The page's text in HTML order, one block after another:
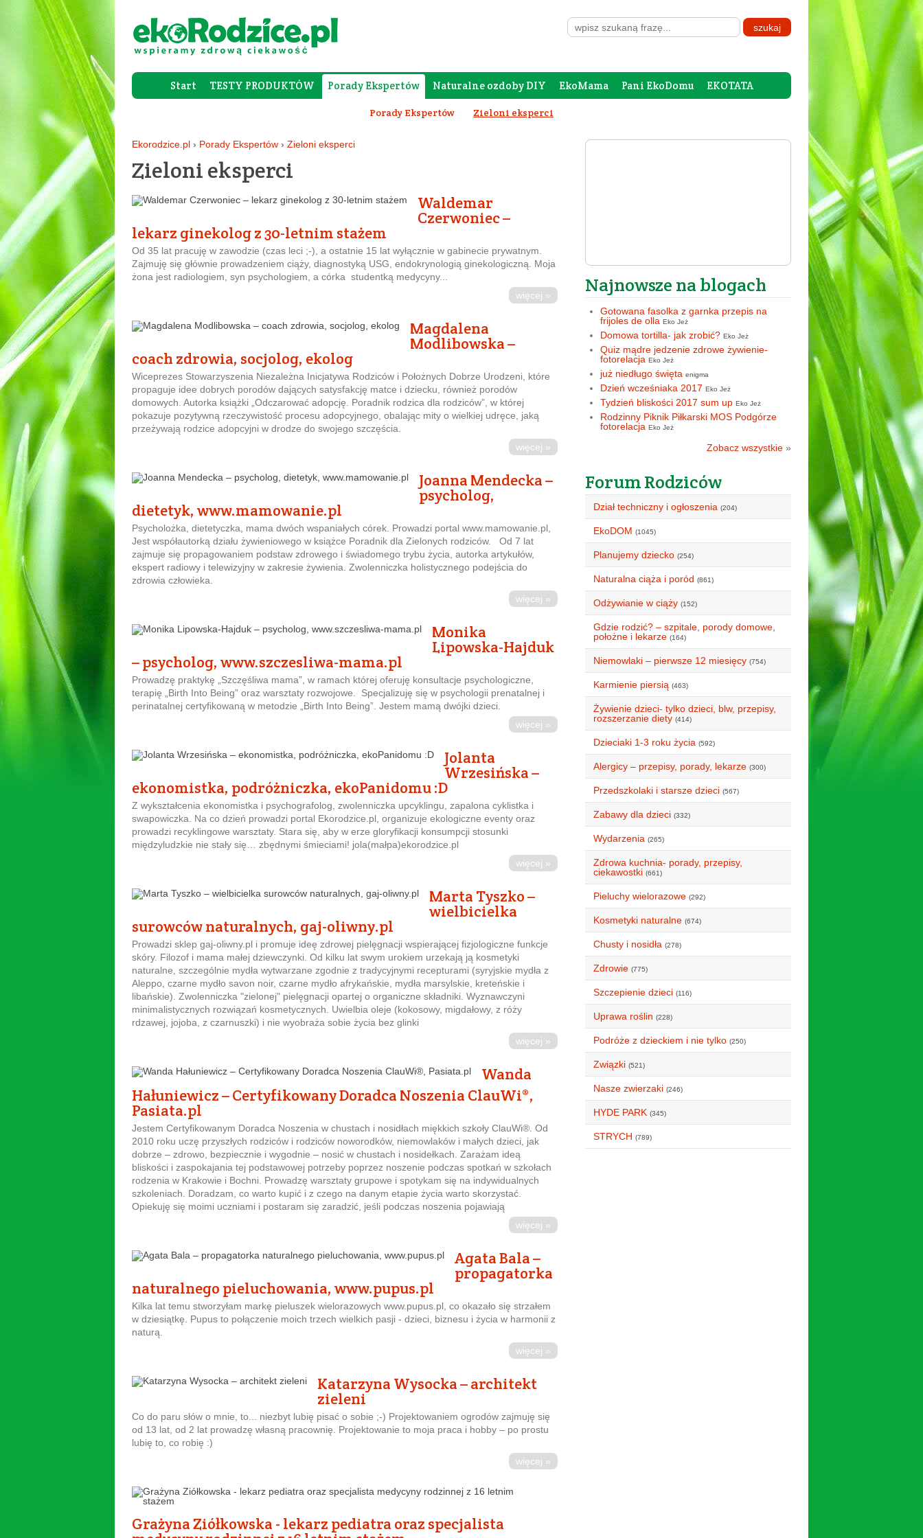
Start TESTY PRODUKTÓW Porady Ekspertów Naturalne ozdoby DIY EkoMama Pani EkoDomu EKOTATA
Forum Rodziców Galeria Szafing
Porady Ekspertów Zieloni eksperci
Ekorodzice.pl › Porady Ekspertów › Zieloni eksperci
Zieloni eksperci
Waldemar
Czerwoniec –
lekarz ginekolog z 30-letnim stażem
Od 35 lat pracuję w zawodzie (czas leci ;-), a ostatnie 15 lat wyłącznie w gabinecie prywatnym.
Zajmuję się głównie prowadzeniem ciąży, diagnostyką USG, endokrynologią ginekologiczną. Moja
żona jest radiologiem, syn psychologiem, a córka studentką medycyny...
więcej »
Magdalena
Modlibowska –
coach zdrowia, socjolog, ekolog
Wiceprezes Stowarzyszenia Niezależna Inicjatywa Rodziców i Położnych Dobrze Urodzeni, które
propaguje idee dobrych porodów dających satysfakcję matce i dziecku, również porodów
domowych. Autorka książki „Odczarować adopcję. Poradnik rodzica dla rodziców”, w której
pokazuje pozytywną rzeczywistość procesu adopcyjnego, obalając mity o wielkiej udręce, jaką
przeżywają rodzice adopcyjni w drodze do swojego szczęścia.
więcej »
Joanna Mendecka –
psycholog,
dietetyk, www.mamowanie.pl
Psycholożka, dietetyczka, mama dwóch wspaniałych córek. Prowadzi portal www.mamowanie.pl,
Jest współautorką działu żywieniowego w książce Poradnik dla Zielonych rodziców. Od 7 lat
zajmuje się propagowaniem podstaw zdrowego i świadomego trybu życia, autorka artykułów,
ekspert radiowy i telewizyjny w zakresie żywienia. Zwolenniczka holistycznego podejścia do
zdrowia człowieka.
więcej »
Monika
Lipowska-Hajduk
– psycholog, www.szczesliwa-mama.pl
Prowadzę praktykę „Szczęśliwa mama”, w ramach której oferuję konsultacje psychologiczne,
terapię „Birth Into Being” oraz warsztaty rozwojowe. Specjalizuję się w psychologii prenatalnej i
perinatalnej certyfikowaną w metodzie „Birth Into Being”. Jestem mamą dwójki dzieci.
więcej »
Jolanta
Wrzesińska –
ekonomistka, podróżniczka, ekoPanidomu :D
Z wykształcenia ekonomistka i psychografolog, zwolenniczka upcyklingu, zapalona cyklistka i
swapowiczka. Na co dzień prowadzi portal Ekorodzice.pl, organizuje ekologiczne eventy oraz
prowadzi recyklingowe warsztaty. Stara się, aby w erze gloryfikacji konsumpcji stosunki
międzyludzkie nie stały się… zbędnymi śmieciami! jola(małpa)ekorodzice.pl
więcej »
Marta Tyszko –
wielbicielka
surowców naturalnych, gaj-oliwny.pl
Prowadzi sklep gaj-oliwny.pl i promuje ideę zdrowej pielęgnacji wspierającej fizjologiczne funkcje
skóry. Filozof i mama małej dziewczynki. Od kilku lat swym urokiem urzekają ją kosmetyki
naturalne, szczególnie mydła wytwarzane zgodnie z tradycyjnymi recepturami (syryjskie mydła z
Aleppo, czarne mydło savon noir, czarne mydło afrykańskie, mydła marsylskie, kreteńskie i
libańskie). Zwolenniczka "zielonej" pielęgnacji opartej o organiczne składniki. Wyznawczyni
minimalistycznych rozwiązań kosmetycznych. Uwielbia oleje (kokosowy, migdałowy, z róży
rdzawej, jojoba, z czarnuszki) i nie wyobraża sobie życia bez glinki
więcej »
Wanda
Hałuniewicz – Certyfikowany Doradca Noszenia ClauWi®,
Pasiata.pl
Jestem Certyfikowanym Doradca Noszenia w chustach i nosidłach miękkich szkoły ClauWi®. Od
2010 roku uczę przyszłych rodziców i rodziców noworodków, niemowlaków i małych dzieci, jak
dobrze – zdrowo, bezpiecznie i wygodnie – nosić w chustach i nosidełkach. Zarażam ideą
bliskości i zaspokajania tej podstawowej potrzeby poprzez noszenie podczas spotkań w szkołach
rodzenia w Krakowie i Bochni. Prowadzę warsztaty grupowe i spotykam się na indywidualnych
szkoleniach. Doradzam, co warto kupić i z czego na danym etapie życia warto skorzystać.
Opiekuję się moimi uczniami i postaram się zaradzić, jeśli podczas noszenia pojawiają
więcej »
Agata Bala –
propagatorka
naturalnego pieluchowania, www.pupus.pl
Kilka lat temu stworzyłam markę pieluszek wielorazowych www.pupus.pl, co okazało się strzałem
w dziesiątkę. Pupus to połączenie moich trzech wielkich pasji - dzieci, biznesu i życia w harmonii z
naturą.
więcej »
Katarzyna Wysocka – architekt
zieleni
Co do paru słów o mnie, to... niezbyt lubię pisać o sobie ;-) Projektowaniem ogrodów zajmuję się
od 13 lat, od 2 lat prowadzę własną pracownię. Projektowanie to moja praca i hobby – po prostu
lubię to, co robię :)
więcej »
Grażyna Ziółkowska - lekarz pediatra oraz specjalista
Najnowsze na blogach
Gotowana fasolka z garnka przepis na
frijoles de olla Eko Jeż
Domowa tortilla- jak zrobić? Eko Jeż
Quiz mądre jedzenie zdrowe żywienie-
fotorelacja Eko Jeż
już niedługo święta enigma
Dzień wcześniaka 2017 Eko Jeż
Tydzień bliskości 2017 sum up Eko Jeż
Rodzinny Piknik Piłkarski MOS Podgórze
fotorelacja Eko Jeż
Zobacz wszystkie »
Forum Rodziców
Dział techniczny i ogłoszenia (204)
EkoDOM (1045)
Planujemy dziecko (254)
Naturalna ciąża i poród (861)
Odżywianie w ciąży (152)
Gdzie rodzić? – szpitale, porody domowe,
położne i lekarze (164)
Niemowlaki – pierwsze 12 miesięcy (754)
Karmienie piersią (463)
Żywienie dzieci- tylko dzieci, blw, przepisy,
rozszerzanie diety (414)
Dzieciaki 1-3 roku życia (592)
Alergicy – przepisy, porady, lekarze (300)
Przedszkolaki i starsze dzieci (567)
Zabawy dla dzieci (332)
Wydarzenia (265)
Zdrowa kuchnia- porady, przepisy,
ciekawostki (661)
Pieluchy wielorazowe (292)
Kosmetyki naturalne (674)
Chusty i nosidła (278)
Zdrowie (775)
Szczepienie dzieci (116)
Uprawa roślin (228)
Podróże z dzieckiem i nie tylko (250)
Związki (521)
Nasze zwierzaki (246)
HYDE PARK (345)
STRYCH (789)